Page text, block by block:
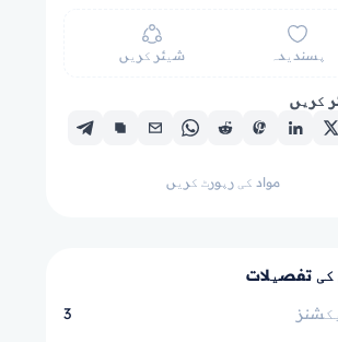
پسندیدہ شیئر کریں
کریں
مواد کی رپورٹ کریں
تفصیلات
3